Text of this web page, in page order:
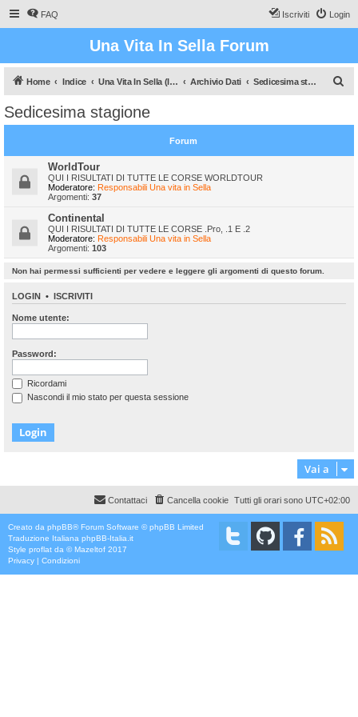
FAQ Login
Iscriviti
Una Vita In Sella Forum
Home Indice Una Vita In Sella (Il gioco che vi farà sudare!) Archivio Dati Sedicesima stagione
a
Sedicesima stagione
Forum
WorldTour
QUI I RISULTATI DI TUTTE LE CORSE WORLDTOUR
Moderatore: Responsabili Una vita in Sella
Argomenti: 37
Continental
QUI I RISULTATI DI TUTTE LE CORSE .Pro, .1 E .2
Moderatore: Responsabili Una vita in Sella
Argomenti: 103
Non hai permessi sufficienti per vedere e leggere gli argomenti di questo forum.
LOGIN • ISCRIVITI
Nome utente:
Password:
Ricordami
Nascondi il mio stato per questa sessione
Vai a
Tutti gli orari sono UTC+02:00
Cancella cookie
Contattaci
Creato da phpBB® Forum Software © phpBB Limited
Traduzione Italiana phpBB-Italia.it
Style proflat da ©Mazeltof 2017
Privacy | Condizioni